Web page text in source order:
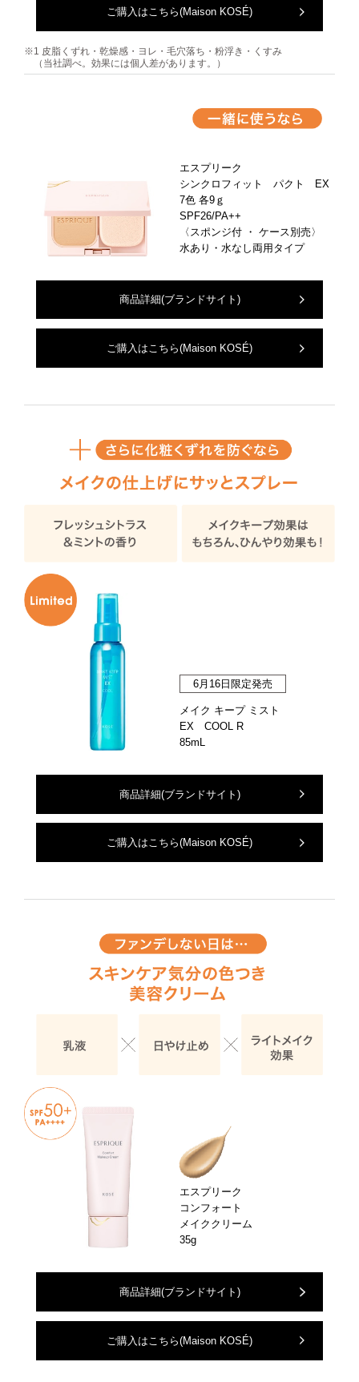
ご購入はこちら(Maison KOSÉ)
※1 皮脂くずれ・乾燥感・ヨレ・毛穴落ち・粉浮き・くすみ
（当社調べ。効果には個人差があります。）
エスプリーク
シンクロフィット パクト EX
7色 各9ｇ
SPF26/PA++
〈スポンジ付 ・ ケース別売〉
水あり・水なし両用タイプ
商品詳細(ブランドサイト)
ご購入はこちら(Maison KOSÉ)
6月16日限定発売
メイク キープ ミスト
EX COOL R
85mL
商品詳細(ブランドサイト)
ご購入はこちら(Maison KOSÉ)
エスプリーク
コンフォート
メイククリーム
35g
商品詳細(ブランドサイト)
ご購入はこちら(Maison KOSÉ)